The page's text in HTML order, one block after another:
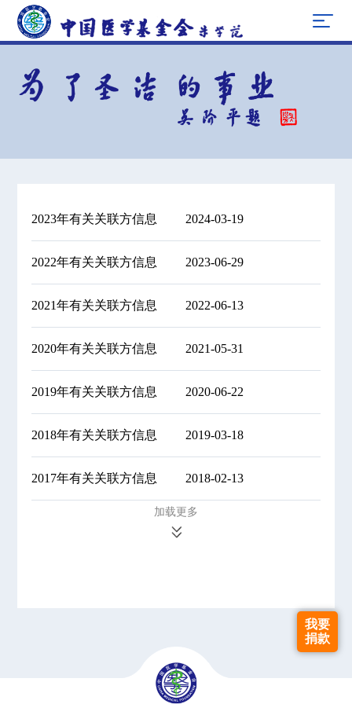
2023年有关关联方信息 2024-03-19
2022年有关关联方信息 2023-06-29
2021年有关关联方信息 2022-06-13
2020年有关关联方信息 2021-05-31
2019年有关关联方信息 2020-06-22
2018年有关关联方信息 2019-03-18
2017年有关关联方信息 2018-02-13
加载更多
我要
捐款